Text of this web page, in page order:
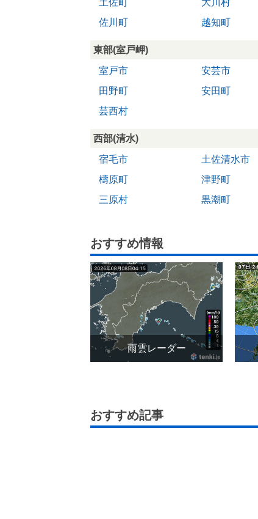
土佐町
大川村
佐川町
越知町
東部(室戸岬)
室戸市
安芸市
田野町
安田町
芸西村
西部(清水)
宿毛市
土佐清水市
檮原町
津野町
三原村
黒潮町
おすすめ情報
雨雲レーダー
おすすめ記事